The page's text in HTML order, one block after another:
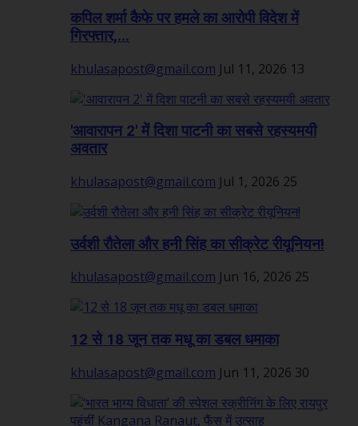
कपिल शर्मा कैफे पर हमले का आरोपी विदेश में
गिरफ्तार,...
khulasapost@gmail.com Jul 11, 2026 13
'आवारापन 2' में दिशा पाटनी का सबसे रहस्यमयी
अवतार
khulasapost@gmail.com Jul 1, 2026 25
उर्वशी रौतेला और हनी सिंह का सीक्रेट रीयूनियन!
khulasapost@gmail.com Jun 16, 2026 25
12 से 18 जून तक मधू का डबल धमाका
khulasapost@gmail.com Jun 11, 2026 30